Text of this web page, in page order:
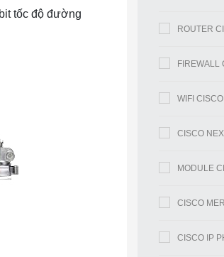
tốc độ đường
ROUTER
FIREWALL
WIFI CISCO
CISCO
MODULE
CISCO
CISCO IP